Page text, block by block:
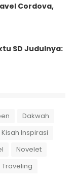
Cordova,
SD Judulnya:
Dakwah
Kisah Inspirasi
Novelet
Traveling